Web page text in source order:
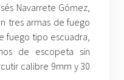
Navarrete Gómez,
tres armas de fuego
fuego tipo escuadra,
de escopeta sin
calibre 9mm y 30